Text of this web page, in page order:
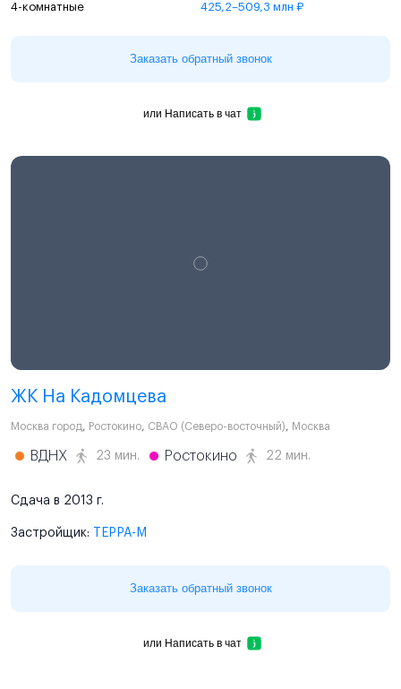
4-комнатные 425,2–509,3 млн ₽
Заказать обратный звонок
или Написать в чат
ЖК На Кадомцева
Москва город, Ростокино, СВАО (Северо-восточный), Москва
ВДНХ 23 мин. Ростокино 22 мин.
Сдача в 2013 г.
Застройщик: ТЕРРА-М
Заказать обратный звонок
или Написать в чат